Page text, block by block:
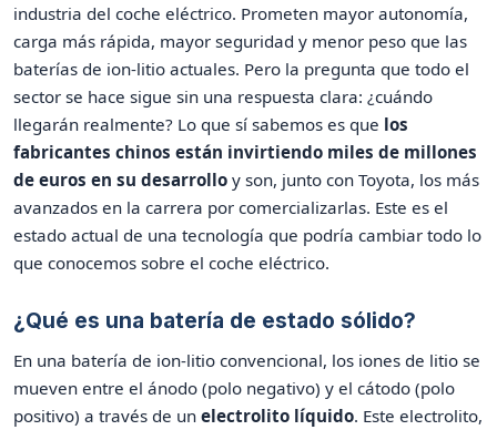
industria del coche eléctrico. Prometen mayor autonomía,
carga más rápida, mayor seguridad y menor peso que las
baterías de ion-litio actuales. Pero la pregunta que todo el
sector se hace sigue sin una respuesta clara: ¿cuándo
llegarán realmente? Lo que sí sabemos es que los
fabricantes chinos están invirtiendo miles de millones
de euros en su desarrollo y son, junto con Toyota, los más
avanzados en la carrera por comercializarlas. Este es el
estado actual de una tecnología que podría cambiar todo lo
que conocemos sobre el coche eléctrico.
¿Qué es una batería de estado sólido?
En una batería de ion-litio convencional, los iones de litio se
mueven entre el ánodo (polo negativo) y el cátodo (polo
positivo) a través de un electrolito líquido. Este electrolito,